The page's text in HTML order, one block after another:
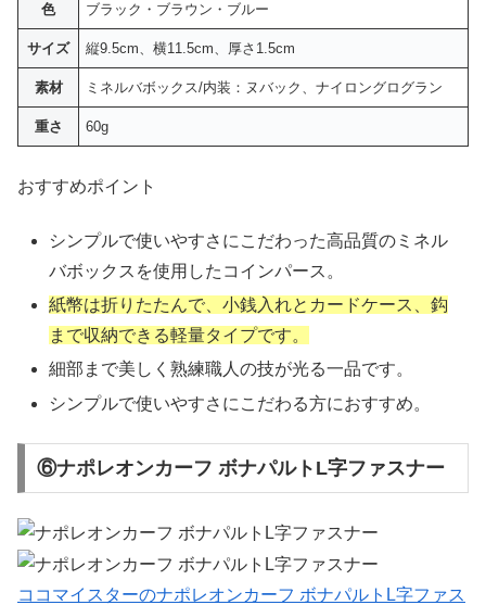
色 ブラック・ブラウン・ブルー
サイズ 縦9.5cm、横11.5cm、厚さ1.5cm
素材 ミネルバボックス/内装：ヌバック、ナイロングログラン
重さ 60g
おすすめポイント
シンプルで使いやすさにこだわった高品質のミネル
バボックスを使用したコインパース。
紙幣は折りたたんで、小銭入れとカードケース、鈎
まで収納できる軽量タイプです。
細部まで美しく熟練職人の技が光る一品です。
シンプルで使いやすさにこだわる方におすすめ。
⑥ナポレオンカーフ ボナパルトL字ファスナー
ココマイスターのナポレオンカーフ ボナパルトL字ファス